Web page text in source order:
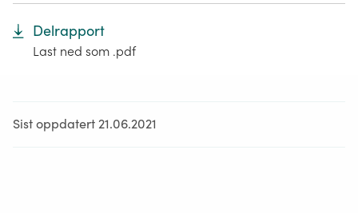
Delrapport
Last ned som .pdf
Sist oppdatert 21.06.2021